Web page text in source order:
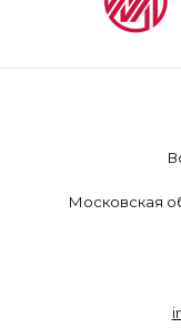
Московская